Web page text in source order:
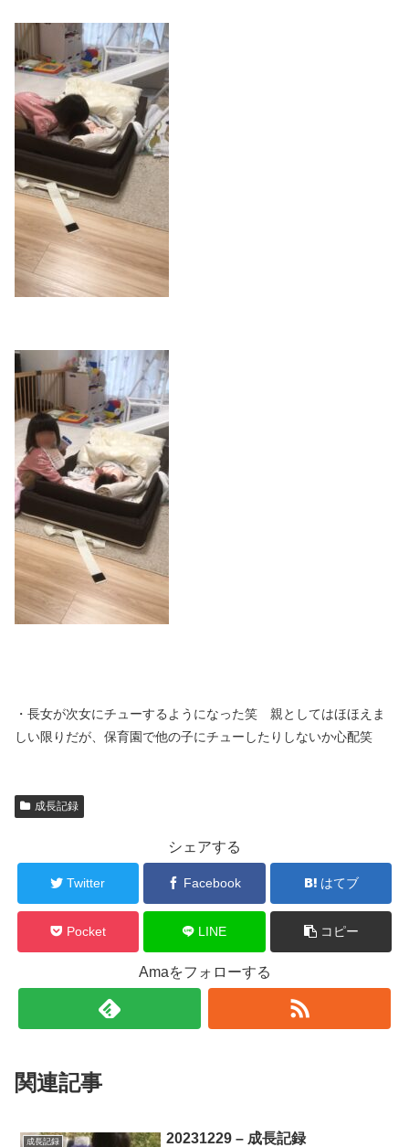
・長女が次女にチューするようになった笑 親としてはほほえま
しい限りだが、保育園で他の子にチューしたりしないか心配笑
成長記録
シェアする
Twitter Facebook はてブ
Pocket LINE コピー
Amaをフォローする
関連記事
成長記録 20231229 – 成長記録